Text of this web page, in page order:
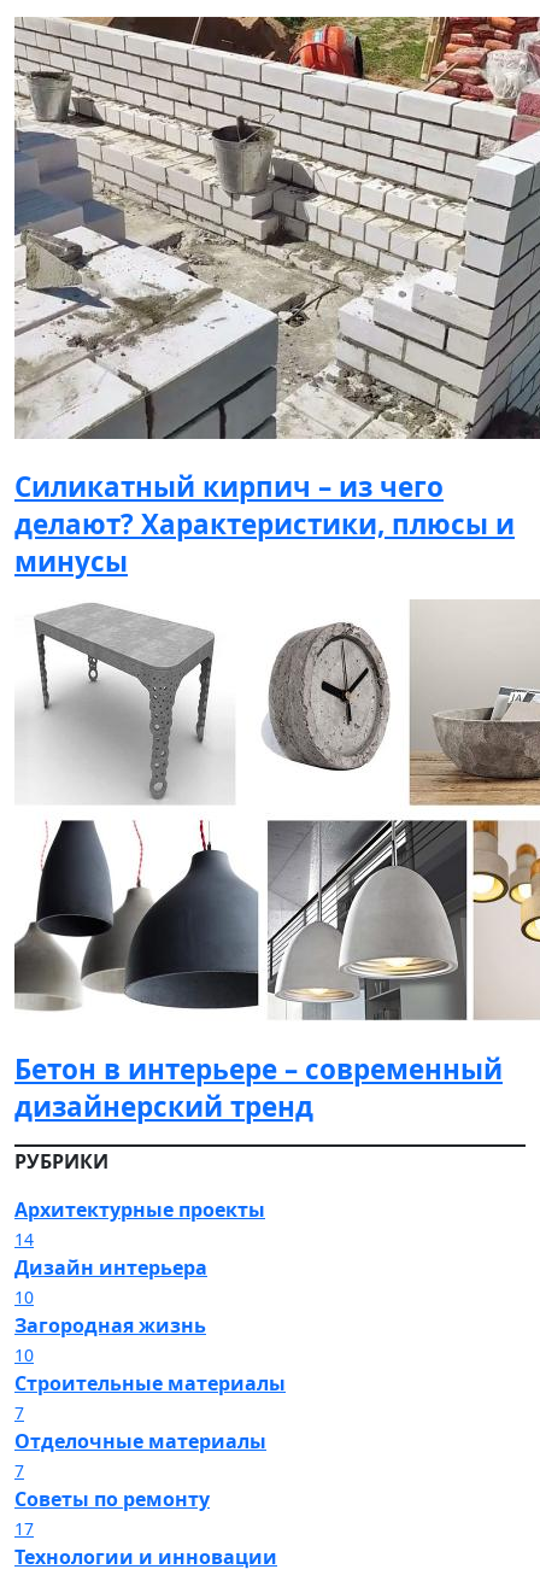
Силикатный кирпич – из чего
делают? Характеристики, плюсы и
минусы
Бетон в интерьере – современный
дизайнерский тренд
РУБРИКИ
Архитектурные проекты
14
Дизайн интерьера
10
Загородная жизнь
10
Строительные материалы
7
Отделочные материалы
7
Советы по ремонту
17
Технологии и инновации